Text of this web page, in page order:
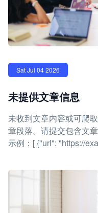
Sat Jul 04 2026
未提供文章信息
未收到文章内容或可爬
章段落。请提交包含文
示例：[ {"url": "https://